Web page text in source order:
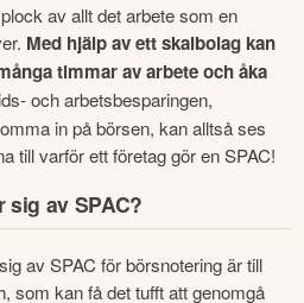
av allt det arbete som en
Med hjälp av ett skalbolag kan
timmar av arbete och åka
och arbetsbesparingen,
in på börsen, kan alltså ses
till varför ett företag gör en SPAC!
av SPAC?
av SPAC för börsnotering är till
som kan få det tufft att genomgå